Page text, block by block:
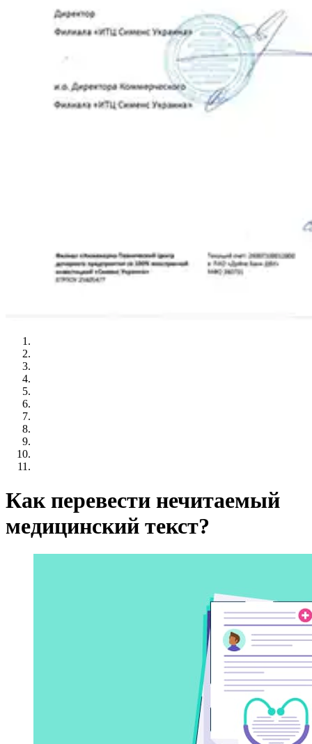
Как перевести нечитаемый
медицинский текст?